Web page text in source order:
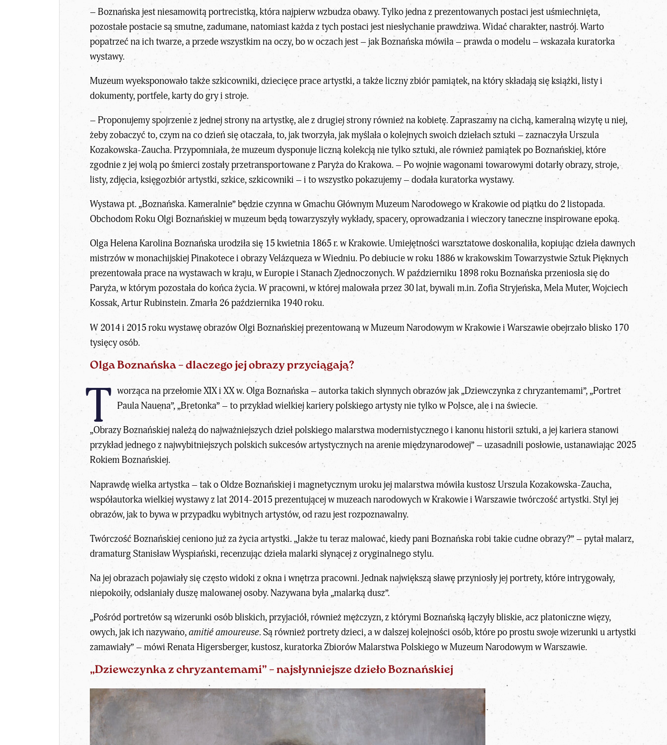
– Boznańska jest niesamowitą portrecistką, która najpierw wzbudza obawy. Tylko jedna z prezentowanych postaci jest uśmiechnięta,
pozostałe postacie są smutne, zadumane, natomiast każda z tych postaci jest niesłychanie prawdziwa. Widać charakter, nastrój. Warto
popatrzeć na ich twarze, a przede wszystkim na oczy, bo w oczach jest – jak Boznańska mówiła – prawda o modelu – wskazała kuratorka
wystawy.
Muzeum wyeksponowało także szkicowniki, dziecięce prace artystki, a także liczny zbiór pamiątek, na który składają się książki, listy i
dokumenty, portfele, karty do gry i stroje.
– Proponujemy spojrzenie z jednej strony na artystkę, ale z drugiej strony również na kobietę. Zapraszamy na cichą, kameralną wizytę u niej,
żeby zobaczyć to, czym na co dzień się otaczała, to, jak tworzyła, jak myślała o kolejnych swoich dziełach sztuki – zaznaczyła Urszula
Kozakowska-Zaucha. Przypomniała, że muzeum dysponuje liczną kolekcją nie tylko sztuki, ale również pamiątek po Boznańskiej, które
zgodnie z jej wolą po śmierci zostały przetransportowane z Paryża do Krakowa. – Po wojnie wagonami towarowymi dotarły obrazy, stroje,
listy, zdjęcia, księgozbiór artystki, szkice, szkicowniki – i to wszystko pokazujemy – dodała kuratorka wystawy.
Wystawa pt. „Boznańska. Kameralnie” będzie czynna w Gmachu Głównym Muzeum Narodowego w Krakowie od piątku do 2 listopada.
Obchodom Roku Olgi Boznańskiej w muzeum będą towarzyszyły wykłady, spacery, oprowadzania i wieczory taneczne inspirowane epoką.
Olga Helena Karolina Boznańska urodziła się 15 kwietnia 1865 r. w Krakowie. Umiejętności warsztatowe doskonaliła, kopiując dzieła dawnych
mistrzów w monachijskiej Pinakotece i obrazy Velázqueza w Wiedniu. Po debiucie w roku 1886 w krakowskim Towarzystwie Sztuk Pięknych
prezentowała prace na wystawach w kraju, w Europie i Stanach Zjednoczonych. W październiku 1898 roku Boznańska przeniosła się do
Paryża, w którym pozostała do końca życia. W pracowni, w której malowała przez 30 lat, bywali m.in. Zofia Stryjeńska, Mela Muter, Wojciech
Kossak, Artur Rubinstein. Zmarła 26 października 1940 roku.
W 2014 i 2015 roku wystawę obrazów Olgi Boznańskiej prezentowaną w Muzeum Narodowym w Krakowie i Warszawie obejrzało blisko 170
tysięcy osób.
Olga Boznańska – dlaczego jej obrazy przyciągają?
T worząca na przełomie XIX i XX w. Olga Boznańska – autorka takich słynnych obrazów jak „Dziewczynka z chryzantemami”, „Portret
Paula Nauena”, „Bretonka” – to przykład wielkiej kariery polskiego artysty nie tylko w Polsce, ale i na świecie.
„Obrazy Boznańskiej należą do najważniejszych dzieł polskiego malarstwa modernistycznego i kanonu historii sztuki, a jej kariera stanowi
przykład jednego z najwybitniejszych polskich sukcesów artystycznych na arenie międzynarodowej” – uzasadnili posłowie, ustanawiając 2025
Rokiem Boznańskiej.
Naprawdę wielka artystka – tak o Oldze Boznańskiej i magnetycznym uroku jej malarstwa mówiła kustosz Urszula Kozakowska-Zaucha,
współautorka wielkiej wystawy z lat 2014-2015 prezentującej w muzeach narodowych w Krakowie i Warszawie twórczość artystki. Styl jej
obrazów, jak to bywa w przypadku wybitnych artystów, od razu jest rozpoznawalny.
Twórczość Boznańskiej ceniono już za życia artystki. „Jakże tu teraz malować, kiedy pani Boznańska robi takie cudne obrazy?” – pytał malarz,
dramaturg Stanisław Wyspiański, recenzując dzieła malarki słynącej z oryginalnego stylu.
Na jej obrazach pojawiały się często widoki z okna i wnętrza pracowni. Jednak największą sławę przyniosły jej portrety, które intrygowały,
niepokoiły, odsłaniały duszę malowanej osoby. Nazywana była „malarką dusz”.
„Pośród portretów są wizerunki osób bliskich, przyjaciół, również mężczyzn, z którymi Boznańską łączyły bliskie, acz platoniczne więzy,
owych, jak ich nazywano,amitié amoureuse. Są również portrety dzieci, a w dalszej kolejności osób, które po prostu swoje wizerunki u artystki
zamawiały” – mówi Renata Higersberger, kustosz, kuratorka Zbiorów Malarstwa Polskiego w Muzeum Narodowym w Warszawie.
„Dziewczynka z chryzantemami” – najsłynniejsze dzieło Boznańskiej